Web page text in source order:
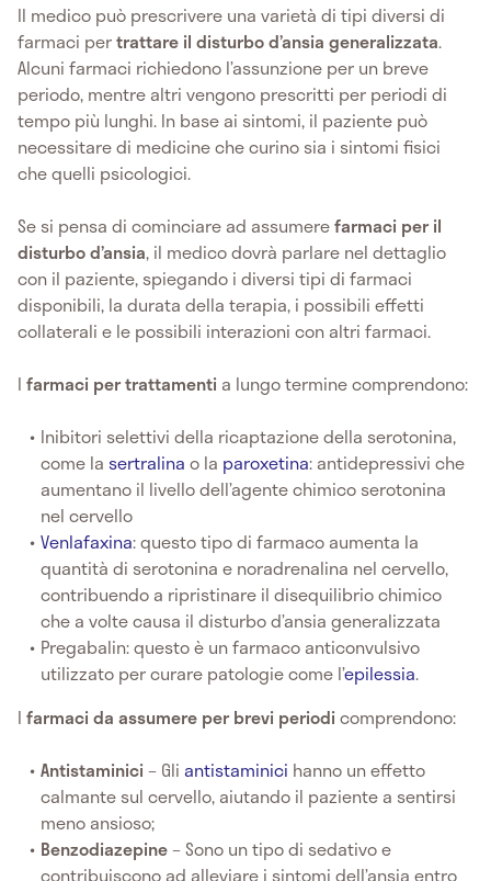
Il medico può prescrivere una varietà di tipi diversi di
farmaci pertrattare il disturbo d’ansia generalizzata.
Alcuni farmaci richiedono l’assunzione per un breve
periodo, mentre altri vengono prescritti per periodi di
tempo più lunghi. In base ai sintomi, il paziente può
necessitare di medicine che curino sia i sintomi fisici
che quelli psicologici.
Se si pensa di cominciare ad assumerefarmaci per il
disturbo d’ansia, il medico dovrà parlare nel dettaglio
con il paziente, spiegando i diversi tipi di farmaci
disponibili, la durata della terapia, i possibili effetti
collaterali e le possibili interazioni con altri farmaci.
I farmaci per trattamenti a lungo termine comprendono:
Inibitori selettivi della ricaptazione della serotonina,
come lasertralina o la paroxetina: antidepressivi che
aumentano il livello dell’agente chimico serotonina
nel cervello
Venlafaxina: questo tipo di farmaco aumenta la
quantità di serotonina e noradrenalina nel cervello,
contribuendo a ripristinare il disequilibrio chimico
che a volte causa il disturbo d’ansia generalizzata
Pregabalin: questo è un farmaco anticonvulsivo
utilizzato per curare patologie come l’epilessia.
I farmaci da assumere per brevi periodicomprendono:
Antistaminici– Gliantistaminici hanno un effetto
calmante sul cervello, aiutando il paziente a sentirsi
meno ansioso;
Benzodiazepine– Sono un tipo di sedativo e
contribuiscono ad alleviare i sintomi dell’ansia entro